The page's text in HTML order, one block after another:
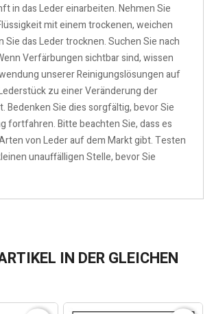
in das Leder einarbeiten. Nehmen Sie
mit einem trockenen, weichen
Sie das Leder trocknen. Suchen Sie nach
Verfärbungen sichtbar sind, wissen
unserer Reinigungslösungen auf
zu einer Veränderung der
Bedenken Sie dies sorgfältig, bevor Sie
fortfahren. Bitte beachten Sie, dass es
von Leder auf dem Markt gibt. Testen
unauffälligen Stelle, bevor Sie
IN DER GLEICHEN